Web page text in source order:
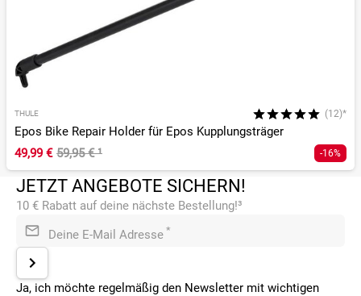
THULE (12)*
Epos Bike Repair Holder für Epos Kupplungsträger
49,99 € 59,95 €¹ -16%
JETZT ANGEBOTE SICHERN!
10 € Rabatt auf deine nächste Bestellung!³
Deine E-Mail Adresse *
Ja, ich möchte regelmäßig den Newsletter mit wichtigen